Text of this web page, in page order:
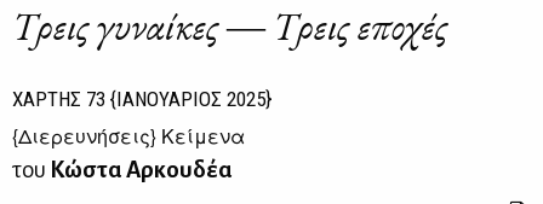
Τρεις γυναίκες ― Τρεις εποχές
ΧΑΡΤΗΣ 73 {ΙΑΝΟΥΑΡΙΟΣ 2025}
{Διερευνήσεις} Κείμενα
του Κώστα Αρκουδέα